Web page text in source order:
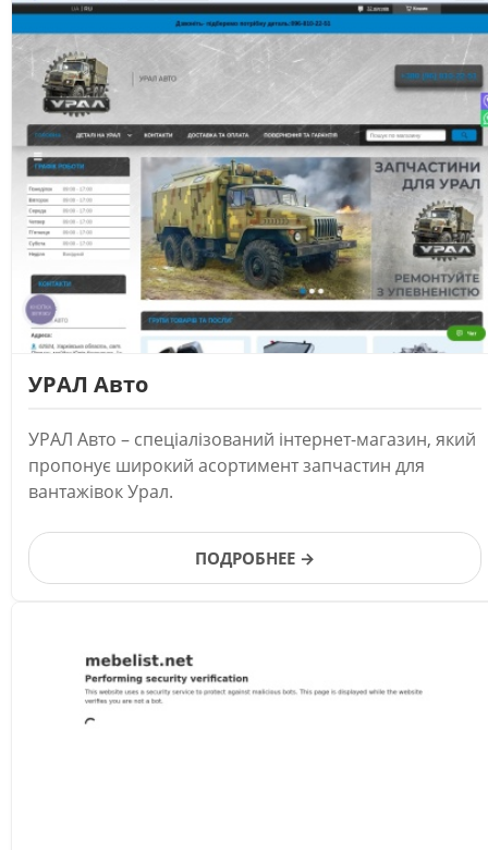
УРАЛ Авто
УРАЛ Авто – спеціалізований інтернет-магазин, який
пропонує широкий асортимент запчастин для
вантажівок Урал.
ПОДРОБНЕЕ →